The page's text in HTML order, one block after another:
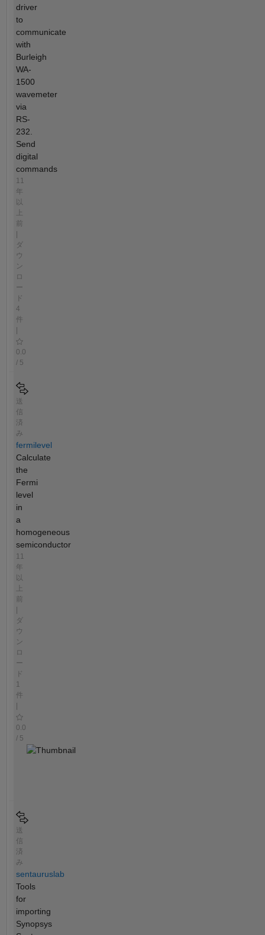
driver
to
communicate
with
Burleigh
WA-
1500
wavemeter
via
RS-
232.
Send
digital
commands
11
年
以
前
|
ダ
ウ
ン
ロ
ー
ド
4
件
|
0.0
/ 5
送
信
済
み
fermilevel
Calculate
the
Fermi
level
in
a
homogeneous
semiconductor
11
年
以
前
|
ダ
ウ
ン
ロ
ー
ド
1
件
|
0.0
/ 5
送
信
済
み
sentauruslab
Tools
for
importing
Synopsys